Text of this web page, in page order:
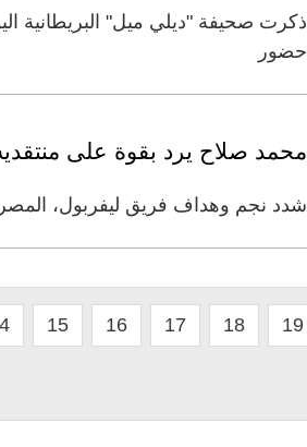
ذكرت صحيفة "ديلي ميل" البريطانية
حضور
محمد صلاح يرد بقوة على
شدد نجم وهداف فريق ليفربول،
15 16 17 18 19